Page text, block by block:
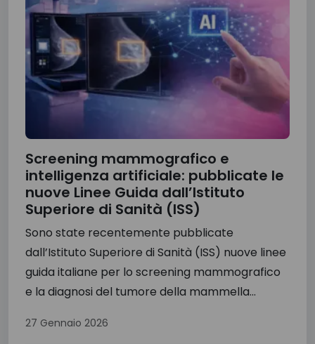
Screening mammografico e
intelligenza artificiale: pubblicate le
nuove Linee Guida dall’Istituto
Superiore di Sanità (ISS)
Sono state recentemente pubblicate
dall’Istituto Superiore di Sanità (ISS) nuove linee
guida italiane per lo screening mammografico
e la diagnosi del tumore della mammella...
27 Gennaio 2026